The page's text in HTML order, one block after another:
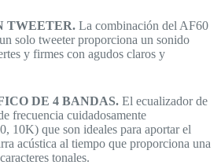
TWEETER. La combinación del AF60
solo tweeter proporciona un sonido
y firmes con agudos claros y
DE 4 BANDAS. El ecualizador de
frecuencia cuidadosamente
10K) que son ideales para aportar el
acústica al tiempo que proporciona una
tonales.